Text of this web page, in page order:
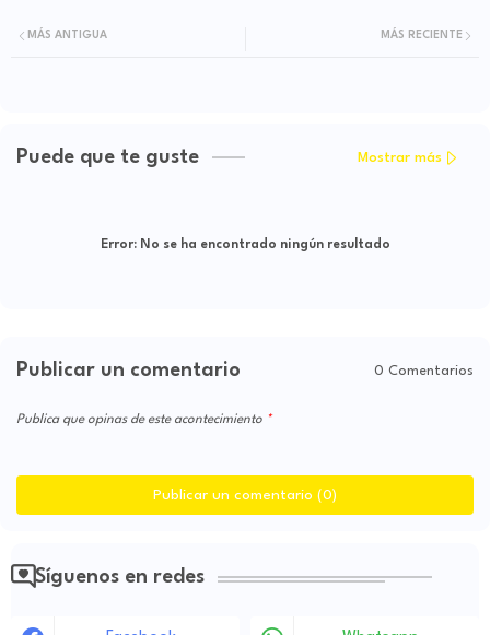
MÁS RECIENTE
MÁS ANTIGUA
Puede que te guste Mostrar más
Error:No se ha encontrado ningún resultado
Publicar un comentario 0 Comentarios
Publica que opinas de este acontecimiento
Publicar un comentario (0)
Síguenos en redes